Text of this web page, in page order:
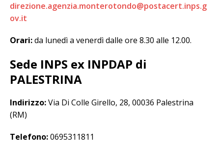
direzione.agenzia.monterotondo@postacert.inps.g
ov.it
Orari:da lunedì a venerdì dalle ore 8.30 alle 12.00.
Sede INPS ex INPDAP di
PALESTRINA
Indirizzo:Via Di Colle Girello, 28, 00036 Palestrina
(RM)
Telefono:0695311811